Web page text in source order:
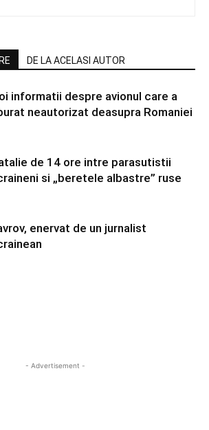
DE LA ACELASI AUTOR
informatii despre avionul care a
neautorizat deasupra Romaniei
de 14 ore intre parasutistii
si „beretele albastre” ruse
enervat de un jurnalist
- Advertisement -